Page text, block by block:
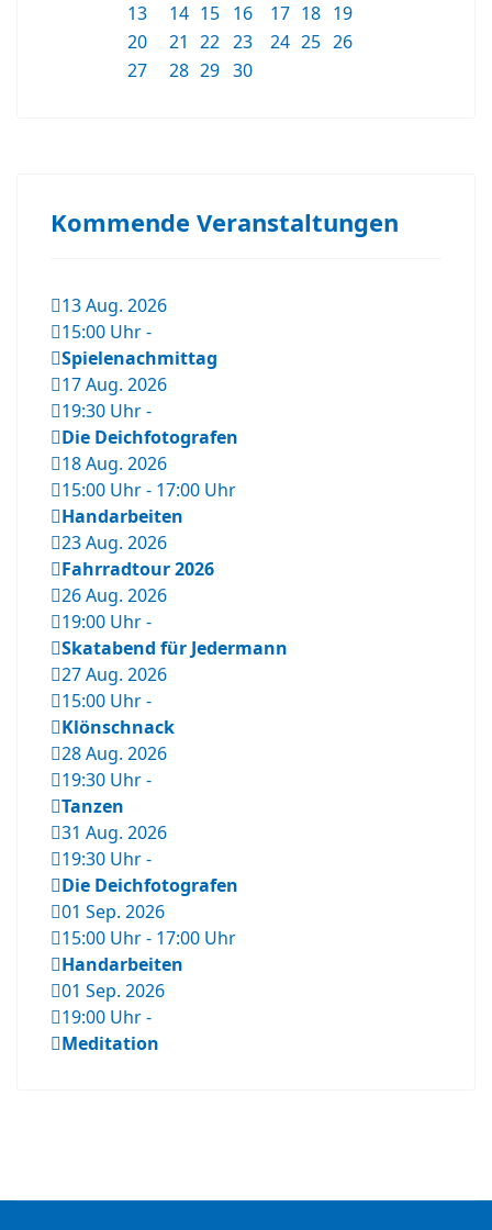
13
14 15 16 17 18 19
20
21 22 23 24 25 26
27
28 29 30
Kommende Veranstaltungen
13 Aug. 2026
15:00 Uhr-
Spielenachmittag
17 Aug. 2026
19:30 Uhr-
Die Deichfotografen
18 Aug. 2026
15:00 Uhr- 17:00 Uhr
Handarbeiten
23 Aug. 2026
Fahrradtour 2026
26 Aug. 2026
19:00 Uhr-
Skatabend für Jedermann
27 Aug. 2026
15:00 Uhr-
Klönschnack
28 Aug. 2026
19:30 Uhr-
Tanzen
31 Aug. 2026
19:30 Uhr-
Die Deichfotografen
01 Sep. 2026
15:00 Uhr- 17:00 Uhr
Handarbeiten
01 Sep. 2026
19:00 Uhr-
Meditation